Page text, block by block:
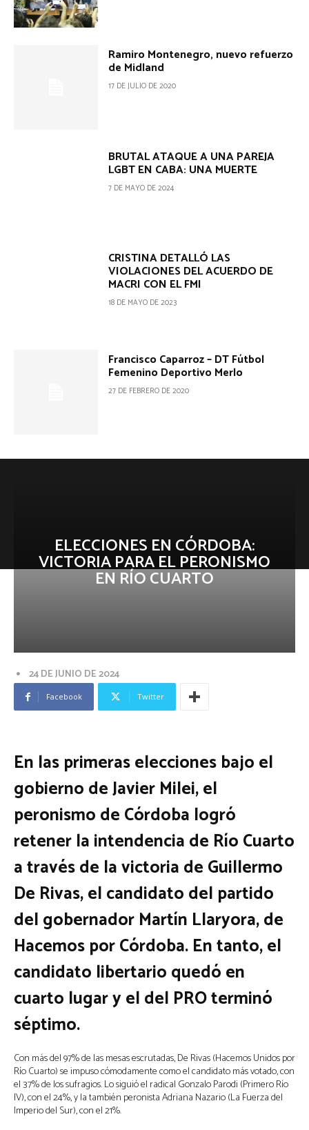
Ramiro Montenegro, nuevo refuerzo
de Midland
17 DE JULIO DE 2020
BRUTAL ATAQUE A UNA PAREJA
LGBT EN CABA: UNA MUERTE
7 DE MAYO DE 2024
CRISTINA DETALLÓ LAS
VIOLACIONES DEL ACUERDO DE
MACRI CON EL FMI
18 DE MAYO DE 2023
Francisco Caparroz – DT Fútbol
Femenino Deportivo Merlo
27 DE FEBRERO DE 2020